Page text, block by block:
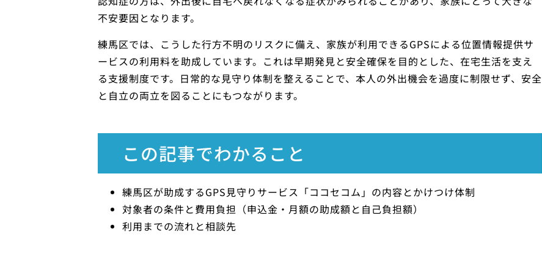
不安要因となります。
練馬区では、こうした行方不明のリスクに備え、家族が利用できるGPSによる位置情報提供サ
ービスの利用料を助成しています。これは早期発見と安全確保を目的とした、在宅生活を支え
る支援制度です。日常的な見守り体制を整えることで、本人の外出機会を過度に制限せず、安全
と自立の両立を図ることにもつながります。
この記事でわかること
練馬区が助成するGPS見守りサービス「ココセコム」の内容とかけつけ体制
対象者の条件と費用負担（申込金・月額の助成額と自己負担額）
利用までの流れと相談先